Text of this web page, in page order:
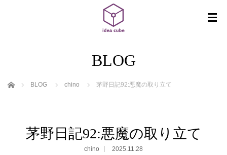
BLOG
ホーム BLOG chino 茅野日記92:悪魔の取り立て
茅野日記92:悪魔の取り立て
chino 2025.11.28